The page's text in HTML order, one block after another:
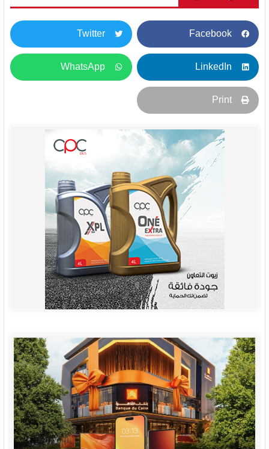
Facebook
Twitter
LinkedIn
WhatsApp
Print